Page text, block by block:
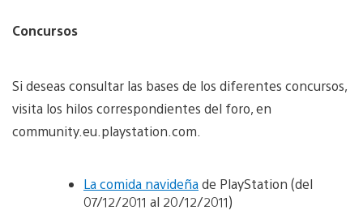
Concursos
Si deseas consultar las bases de los diferentes concursos,
visita los hilos correspondientes del foro, en
community.eu.playstation.com.
La comida navideñade PlayStation (del
07/12/2011 al 20/12/2011)